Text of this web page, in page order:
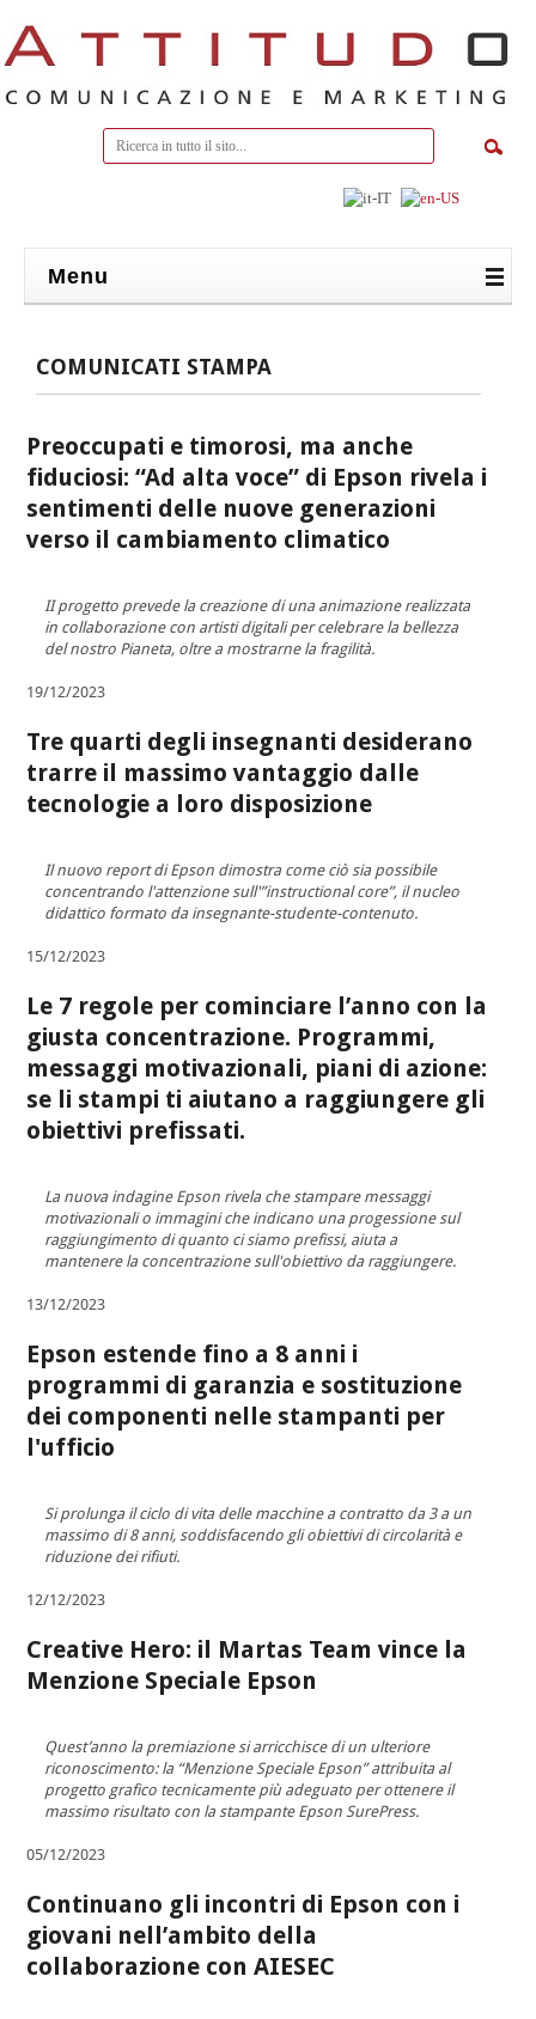
Menu
COMUNICATI STAMPA
Preoccupati e timorosi, ma anche
fiduciosi: “Ad alta voce” di Epson rivela i
sentimenti delle nuove generazioni
verso il cambiamento climatico
II progetto prevede la creazione di una animazione realizzata
in collaborazione con artisti digitali per celebrare la bellezza
del nostro Pianeta, oltre a mostrarne la fragilità.
19/12/2023
Tre quarti degli insegnanti desiderano
trarre il massimo vantaggio dalle
tecnologie a loro disposizione
Il nuovo report di Epson dimostra come ciò sia possibile
concentrando l'attenzione sull'”instructional core”, il nucleo
didattico formato da insegnante-studente-contenuto.
15/12/2023
Le 7 regole per cominciare l’anno con la
giusta concentrazione. Programmi,
messaggi motivazionali, piani di azione:
se li stampi ti aiutano a raggiungere gli
obiettivi prefissati.
La nuova indagine Epson rivela che stampare messaggi
motivazionali o immagini che indicano una progessione sul
raggiungimento di quanto ci siamo prefissi, aiuta a
mantenere la concentrazione sull'obiettivo da raggiungere.
13/12/2023
Epson estende fino a 8 anni i
programmi di garanzia e sostituzione
dei componenti nelle stampanti per
l'ufficio
Si prolunga il ciclo di vita delle macchine a contratto da 3 a un
massimo di 8 anni, soddisfacendo gli obiettivi di circolarità e
riduzione dei rifiuti.
12/12/2023
Creative Hero: il Martas Team vince la
Menzione Speciale Epson
Quest’anno la premiazione si arricchisce di un ulteriore
riconoscimento: la “Menzione Speciale Epson” attribuita al
progetto grafico tecnicamente più adeguato per ottenere il
massimo risultato con la stampante Epson SurePress.
05/12/2023
Continuano gli incontri di Epson con i
giovani nell’ambito della
collaborazione con AIESEC